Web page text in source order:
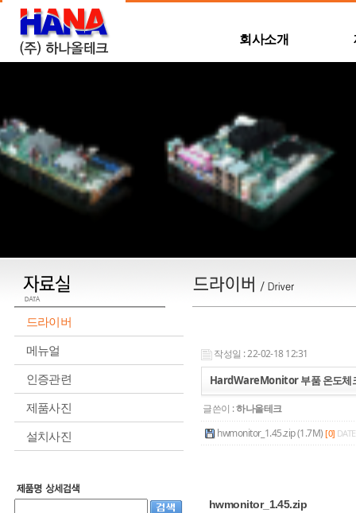
회사소개
드라이버
메뉴얼
인증관련
제품사진
설치사진
작성일 : 22-02-18 12:31
HardWareMonitor 부품 온도체
글쓴이 :하나올테크
hwmonitor_1.45.zip (1.7M) [0]
hwmonitor_1.45.zip